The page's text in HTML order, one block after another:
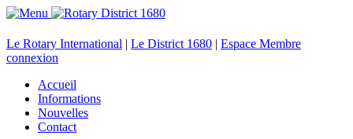
Le Rotary International | Le District 1680 | Espace Membre
connexion
Accueil
Informations
Nouvelles
Contact